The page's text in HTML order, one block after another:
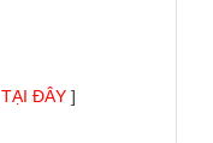
TẠI ĐÂY ]